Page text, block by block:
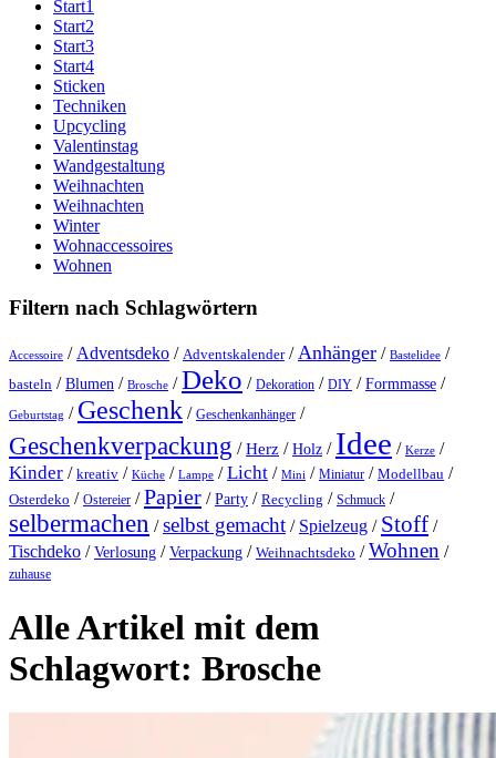
Start1
Start2
Start3
Start4
Sticken
Techniken
Upcycling
Valentinstag
Wandgestaltung
Weihnachten
Weihnachten
Winter
Wohnaccessoires
Wohnen
Filtern nach Schlagwörtern
Accessoire / Adventsdeko / Adventskalender/Anhänger / Bastelidee /
basteln /Blumen / Brosche /Deko / Dekoration / DIY /Formmasse /
Geburtstag / Geschenk / Geschenkanhänger /
Geschenkverpackung /Herz /Holz / Idee / Kerze /
Kinder / kreativ / Küche / Lampe /Licht / Mini / Miniatur / Modellbau /
Osterdeko / Ostereier /Papier /Party / Recycling / Schmuck /
selbermachen /selbst gemacht / Spielzeug / Stoff /
Tischdeko /Verlosung /Verpackung / Weihnachtsdeko /Wohnen /
zuhause
Alle Artikel mit dem
Schlagwort: Brosche